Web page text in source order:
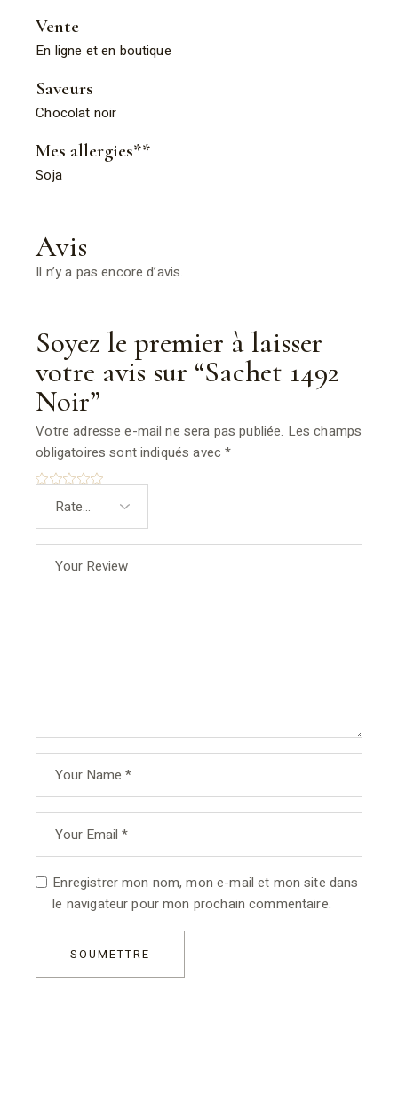
Vente
En ligne et en boutique
Saveurs
Chocolat noir
Mes allergies**
Soja
Avis
Il n’y a pas encore d’avis.
Soyez le premier à laisser
votre avis sur “Sachet 1492
Noir”
Votre adresse e-mail ne sera pas publiée. Les champs
obligatoires sont indiqués avec*
Enregistrer mon nom, mon e-mail et mon site dans
le navigateur pour mon prochain commentaire.
SOUMETTRE